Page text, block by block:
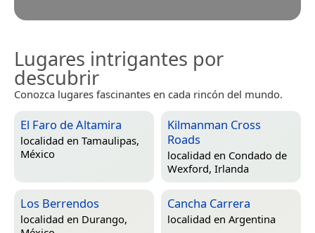
Lugares intrigantes por
descubrir
Conozca lugares fascinantes en cada rincón del mundo.
El Faro de Altamira
localidad en Tamaulipas,
México
Kilmanman Cross
Roads
localidad en Condado de
Wexford, Irlanda
Los Berrendos
localidad en Durango,
Cancha Carrera
localidad en Argentina